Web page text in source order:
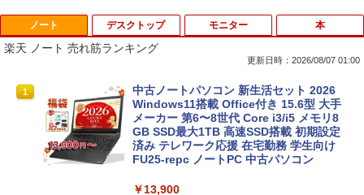
ノート
楽天 ノート 売れ筋ランキング
更新日時：2026/08/07 01:00
1
中古ノートパソコン 新生活セット 2026
Windows11搭載 Office付き 15.6型 大手
メーカー 第6〜8世代 Core i3/i5 メモリ8
GB SSD最大1TB 高速SSD搭載 初期設定
済み テレワーク応援 在宅勤務 学生向け
FU25-repc ノートPC 中古パソコン
￥13,900
デスクトップ モニター 本